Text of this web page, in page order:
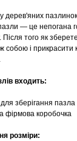
дерев'яних
— це непогана
того як
собою і
входить:
зберігання пазла
фірмова коробочка
розміри: